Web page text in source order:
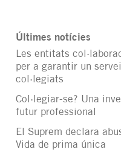
Últimes notícies
Les entitats
per a garantir un
col·legiats
Col·legiar-se? Una
futur professional
El Suprem declara
Vida de prima única